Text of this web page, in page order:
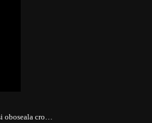
Claudia Lungu